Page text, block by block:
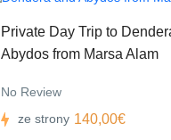
Private Day Trip to
Abydos from Marsa Alam
No Review
ze strony 140,00€